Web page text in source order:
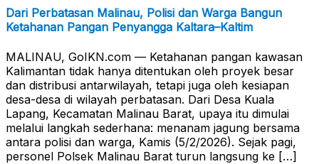
Dari Perbatasan Malinau, Polisi dan Warga Bangun
Ketahanan Pangan Penyangga Kaltara–Kaltim
MALINAU, GoIKN.com — Ketahanan pangan kawasan
Kalimantan tidak hanya ditentukan oleh proyek besar
dan distribusi antarwilayah, tetapi juga oleh kesiapan
desa-desa di wilayah perbatasan. Dari Desa Kuala
Lapang, Kecamatan Malinau Barat, upaya itu dimulai
melalui langkah sederhana: menanam jagung bersama
antara polisi dan warga, Kamis (5/2/2026). Sejak pagi,
personel Polsek Malinau Barat turun langsung ke […]